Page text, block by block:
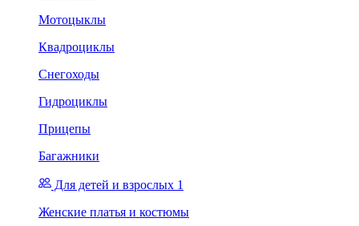
Мотоцыклы
Квадроциклы
Снегоходы
Гидроциклы
Прицепы
Багажники
Для детей и взрослых 1
Женские платья и костюмы